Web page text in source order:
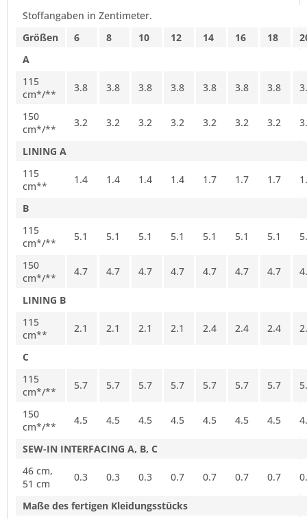
Stoffangaben in Zentimeter.
Größen
6 8 10 12 14 16 18
A
115
cm*/**
3.8 3.8 3.8 3.8 3.8 3.8 3.8
150
cm*/**
3.2 3.2 3.2 3.2 3.2 3.2 3.2
LINING A
115
cm**
1.4 1.4 1.4 1.4 1.7 1.7 1.7
B
115
cm*/**
5.1 5.1 5.1 5.1 5.1 5.1 5.1
150
cm*/**
4.7 4.7 4.7 4.7 4.7 4.7 4.7
LINING B
115
cm**
2.1 2.1 2.1 2.1 2.4 2.4 2.4
C
115
cm*/**
5.7 5.7 5.7 5.7 5.7 5.7 5.7
150
cm*/**
4.5 4.5 4.5 4.5 4.5 4.5 4.5
SEW-IN INTERFACING A, B, C
46 cm,
51 cm
0.3 0.3 0.3 0.7 0.7 0.7 0.7
Maße des fertigen Kleidungsstücks